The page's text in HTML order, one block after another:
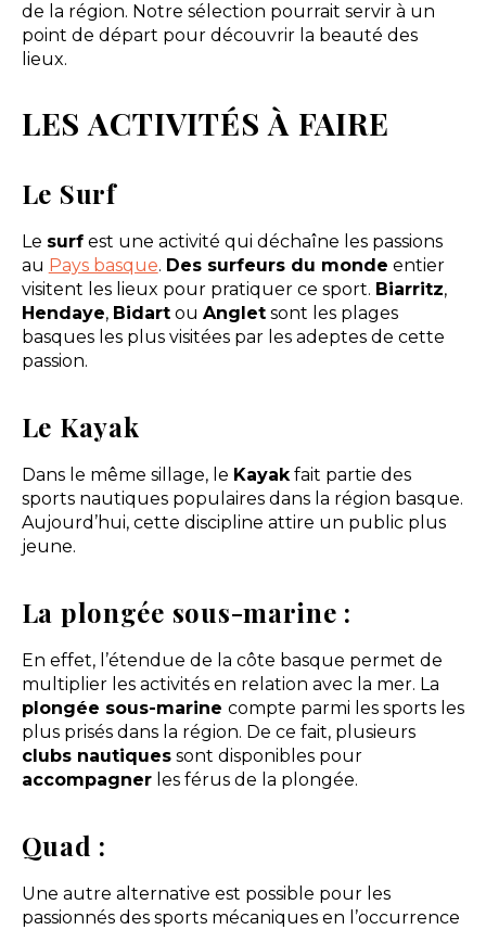
de la région. Notre sélection pourrait servir à un
point de départ pour découvrir la beauté des
lieux.
LES ACTIVITÉS À FAIRE
Le Surf
Le surfest une activité qui déchaîne les passions
au Pays basque. Des surfeurs du monde entier
visitent les lieux pour pratiquer ce sport. Biarritz,
Hendaye, Bidartou Angletsont les plages
basques les plus visitées par les adeptes de cette
passion.
Le Kayak
Dans le même sillage, le Kayakfait partie des
sports nautiques populaires dans la région basque.
Aujourd’hui, cette discipline attire un public plus
jeune.
La plongée sous-marine :
En effet, l’étendue de la côte basque permet de
multiplier les activités en relation avec la mer. La
plongée sous-marine compte parmi les sports les
plus prisés dans la région. De ce fait, plusieurs
clubs nautiquessont disponibles pour
accompagnerles férus de la plongée.
Quad :
Une autre alternative est possible pour les
passionnés des sports mécaniques en l’occurrence